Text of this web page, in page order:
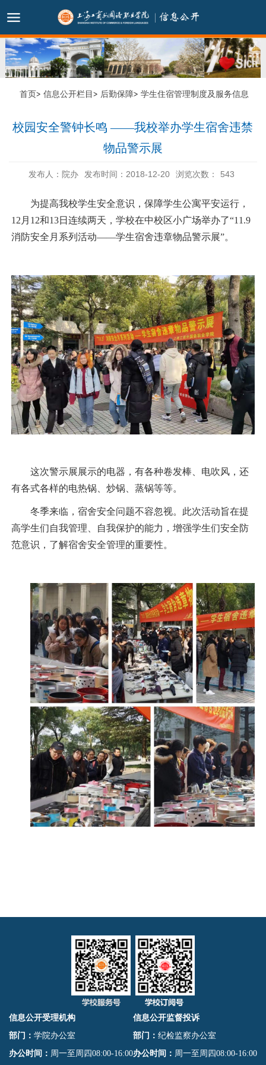
首页 信息公开栏目 后勤保障 学生住宿管理制度及服务信息
校园安全警钟长鸣 ——我校举办学生宿舍违禁
物品警示展
发布人：院办 发布时间：2018-12-20 浏览次数： 543
为提高我校学生安全意识，保障学生公寓平安运行，
12月12和13日连续两天，学校在中校区小广场举办了“11.9
消防安全月系列活动——学生宿舍违章物品警示展”。
这次警示展展示的电器，有各种卷发棒、电吹风，还
有各式各样的电热锅、炒锅、蒸锅等等。
冬季来临，宿舍安全问题不容忽视。此次活动旨在提
高学生们自我管理、自我保护的能力，增强学生们安全防
范意识，了解宿舍安全管理的重要性。
信息公开受理机构
部门： 学院办公室
办公时间： 周一至周四08:00-16:00
信息公开监督投诉
部门： 纪检监察办公室
办公时间： 周一至周四08:00-16:00